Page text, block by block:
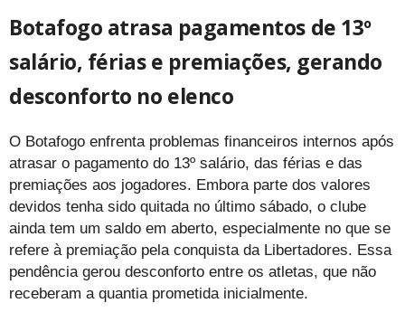
Botafogo atrasa pagamentos de 13º
salário, férias e premiações, gerando
desconforto no elenco
O Botafogo enfrenta problemas financeiros internos após
atrasar o pagamento do 13º salário, das férias e das
premiações aos jogadores. Embora parte dos valores
devidos tenha sido quitada no último sábado, o clube
ainda tem um saldo em aberto, especialmente no que se
refere à premiação pela conquista da Libertadores. Essa
pendência gerou desconforto entre os atletas, que não
receberam a quantia prometida inicialmente.